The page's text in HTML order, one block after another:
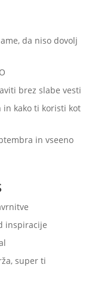
da niso dovolj
brez slabe vesti
in kako ti koristi kot
in vseeno
inspiracije
super ti